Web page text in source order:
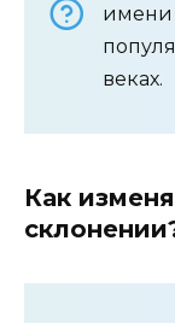
имени
веках.
Как